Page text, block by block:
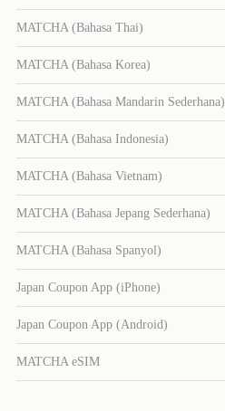
MATCHA (Bahasa Thai)
MATCHA (Bahasa Korea)
MATCHA (Bahasa Mandarin Sederhana)
MATCHA (Bahasa Indonesia)
MATCHA (Bahasa Vietnam)
MATCHA (Bahasa Jepang Sederhana)
MATCHA (Bahasa Spanyol)
Japan Coupon App (iPhone)
Japan Coupon App (Android)
MATCHA eSIM